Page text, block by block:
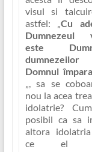
visul si
astfel: „Cu
Dumnezeul
este
Domnul
„, sa se
nou la acea
idolatrie?
posibil ca sa
altora
ce el